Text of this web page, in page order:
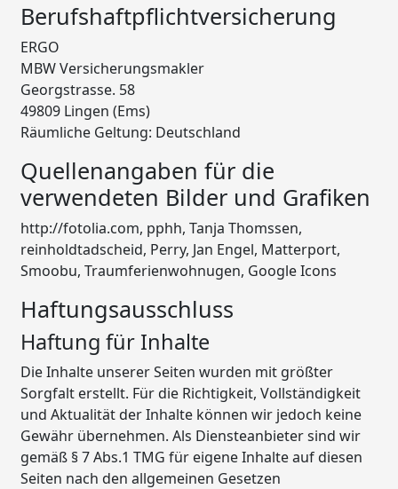
Berufshaftpflichtversicherung
ERGO
MBW Versicherungsmakler
Georgstrasse. 58
49809 Lingen (Ems)
Räumliche Geltung: Deutschland
Quellenangaben für die
verwendeten Bilder und Grafiken
http://fotolia.com, pphh, Tanja Thomssen,
reinholdtadscheid, Perry, Jan Engel, Matterport,
Smoobu, Traumferienwohnugen, Google Icons
Haftungsausschluss
Haftung für Inhalte
Die Inhalte unserer Seiten wurden mit größter
Sorgfalt erstellt. Für die Richtigkeit, Vollständigkeit
und Aktualität der Inhalte können wir jedoch keine
Gewähr übernehmen. Als Diensteanbieter sind wir
gemäß § 7 Abs.1 TMG für eigene Inhalte auf diesen
Seiten nach den allgemeinen Gesetzen